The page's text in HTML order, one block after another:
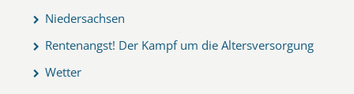
Niedersachsen
Rentenangst! Der Kampf um die Altersversorgung
Wetter